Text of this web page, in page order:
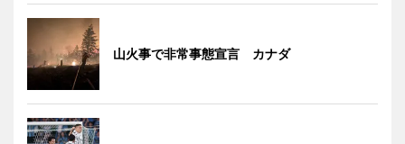
山火事で非常事態宣言 カナダ